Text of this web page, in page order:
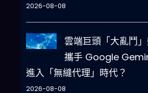
2026-08-08
雲端巨頭「大亂鬥
攜手 Google
進入「無縫代理」時代？
2026-08-08